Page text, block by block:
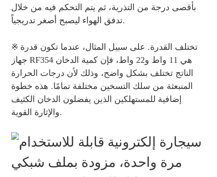
بأقصى درجة من التذرية، ثم يتم التحكم فيه من خلال
تدفق الهواء ليصبح أصغر تدريجياً.
※ تختلف القدرة. على سبيل المثال، عندما تكون قدرة
جهاز RF354 هي 11 واط و22 واط، فإن كمية الدخان
الناتج تختلف بشكل واضح، وذلك لأن درجات الحرارة
المنبعثة من سلك التسخين مختلفة تمامًا. هذه خطوة
إضافية للمستهلكين الذين يفضلون الدخان الكثيف
والإثارة القوية.